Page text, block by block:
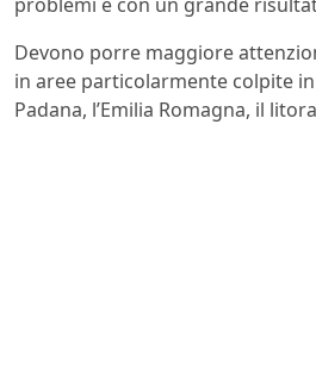
Devono porre maggiore
in aree particolarmente colpite
Padana, l’Emilia Romagna, il